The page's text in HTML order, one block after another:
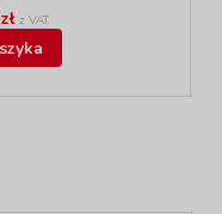
z VAT